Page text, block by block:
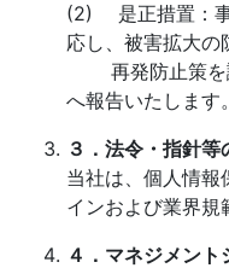
(2) 是正措置：事
応し、被害拡大の
再発防止策を
へ報告いたします。
３．法令・指針等
当社は、個人情報
インおよび業界規
４．マネジメン